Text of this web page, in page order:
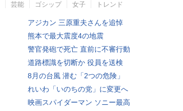
芸能 ゴシップ 女子 トレンド
アジカン 三原重夫さんを追悼
熊本で最大震度4の地震
警官発砲で死亡 直前に不審行動
道路標識を切断か 役員を送検
8月の台風 潜む「2つの危険」
れいわ「いのちの党」に変更へ
映画スパイダーマン ソニー最高